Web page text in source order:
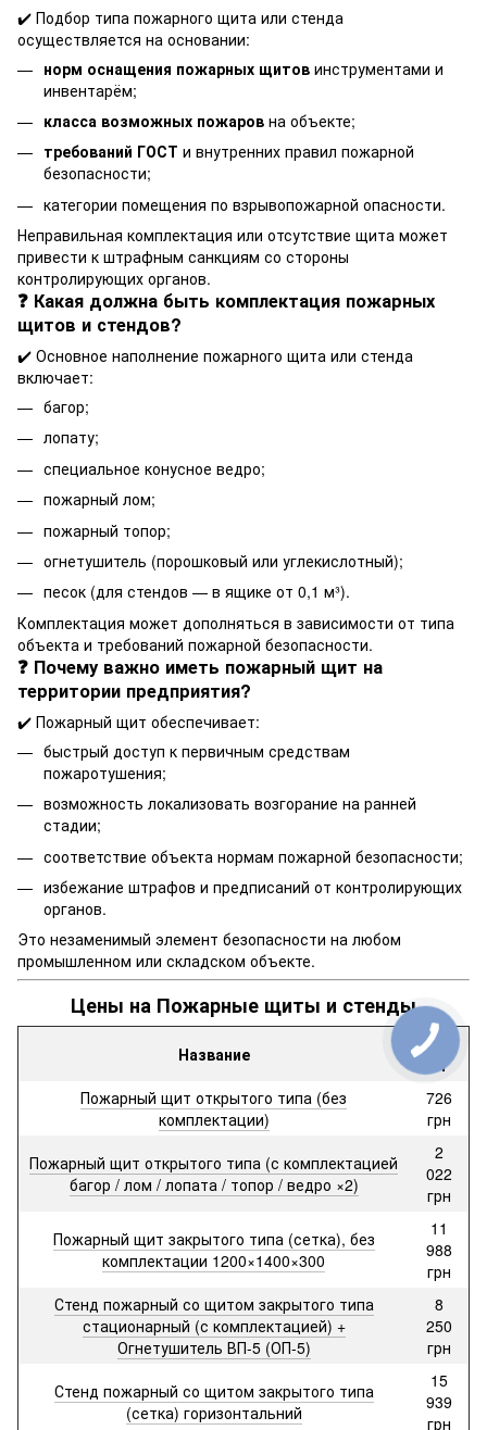
✔️ Подбор типа пожарного щита или стенда
осуществляется на основании:
норм оснащения пожарных щитов инструментами и
инвентарём;
класса возможных пожаров на объекте;
требований ГОСТ и внутренних правил пожарной
безопасности;
категории помещения по взрывопожарной опасности.
Неправильная комплектация или отсутствие щита может
привести к штрафным санкциям со стороны
контролирующих органов.
❓ Какая должна быть комплектация пожарных
щитов и стендов?
✔️ Основное наполнение пожарного щита или стенда
включает:
багор;
лопату;
специальное конусное ведро;
пожарный лом;
пожарный топор;
огнетушитель (порошковый или углекислотный);
песок (для стендов — в ящике от 0,1 м³).
Комплектация может дополняться в зависимости от типа
объекта и требований пожарной безопасности.
❓ Почему важно иметь пожарный щит на
территории предприятия?
✔️ Пожарный щит обеспечивает:
быстрый доступ к первичным средствам
пожаротушения;
возможность локализовать возгорание на ранней
стадии;
соответствие объекта нормам пожарной безопасности;
избежание штрафов и предписаний от контролирующих
органов.
Это незаменимый элемент безопасности на любом
промышленном или складском объекте.
Цены на Пожарные щиты и стенды
Название
Цена
от
Пожарный щит открытого типа (без
комплектации)
726
грн
Пожарный щит открытого типа (с комплектацией
багор / лом / лопата / топор / ведро ×2)
2
022
грн
Пожарный щит закрытого типа (сетка), без
комплектации 1200×1400×300
11
988
грн
Стенд пожарный со щитом закрытого типа
стационарный (с комплектацией) +
Огнетушитель ВП-5 (ОП-5)
8
250
грн
Стенд пожарный со щитом закрытого типа
(сетка) горизонтальний
15
939
грн